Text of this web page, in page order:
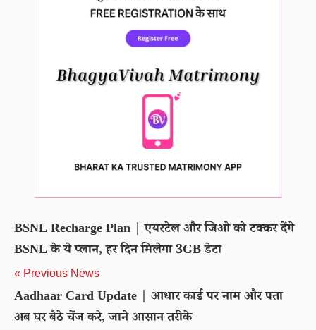
BSNL Recharge Plan | एयरटेल और जिओ को टक्कर देंगे
BSNL के ये प्लान, हर दिन मिलेगा 3GB डेटा
« Previous News
Aadhaar Card Update | आधार कार्ड पर नाम और पता
अब घर बैठे चेंज करे, जाने आसान तरीके